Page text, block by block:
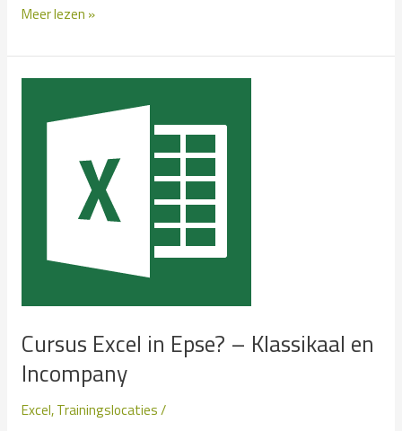
Cursus
in
Erica?
Klassikaal
Incompany
Meer lezen »
Cursus Excel in Epse? – Klassikaal en
Incompany
Excel,Trainingslocaties/